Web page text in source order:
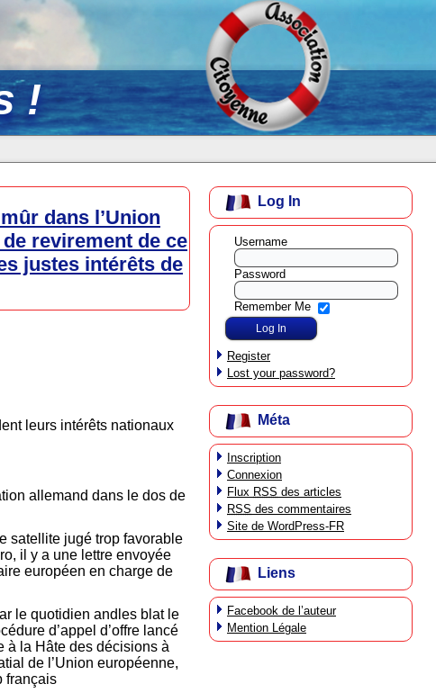
!
dans l’Union
revirement de ce
justes intérêts de
leurs intérêts nationaux
allemand dans le dos de
satellite jugé trop favorable
il y a une lettre envoyée
européen en charge de
le quotidien andles blat le
d’appel d’offre lancé
à la Hâte des décisions à
de l’Union européenne,
français
Log In
Username
Password
Remember Me
Register
Lost your password?
Méta
Inscription
Connexion
Flux RSS des articles
RSS des commentaires
Site de WordPress-FR
Liens
Facebook de l’auteur
Mention Légale